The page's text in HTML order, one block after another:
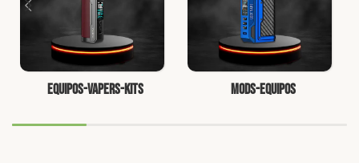
Equipos-Vapers-Kits Mods-Equipos